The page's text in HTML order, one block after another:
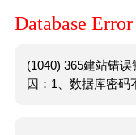
Database Error
(1040) 365建站错
因：1、数据库密码